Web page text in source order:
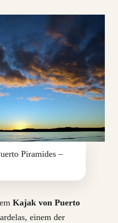
Piramides –
Kajak von Puerto
einem der